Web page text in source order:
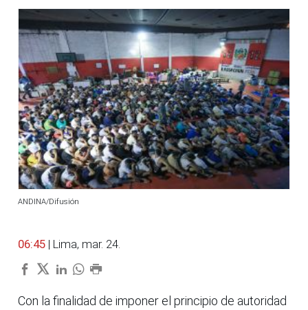
ANDINA/Difusión
06:45 | Lima, mar. 24.
Con la finalidad de imponer el principio de autoridad